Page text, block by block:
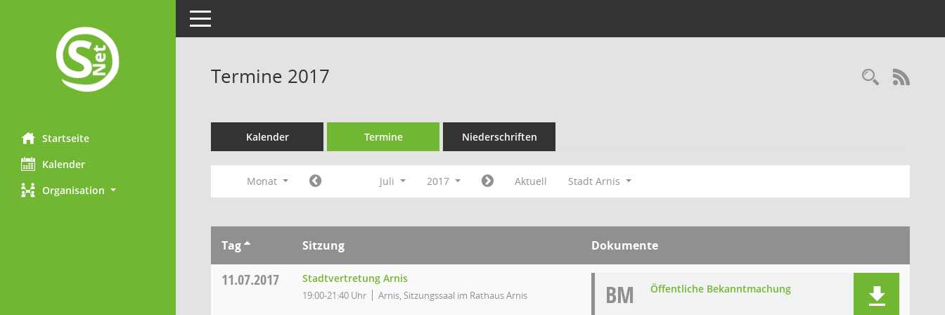
Startseite
Kalender
Organisation
Toggle navigation
Termine 2017
Kalender Termine Niederschriften
Monat Juli 2017 Aktuell Stadt Arnis
Tag Sitzung Dokumente
11.07.2017 Stadtvertretung Arnis
19:00-21:40 Uhr Arnis, Sitzungssaal im Rathaus Arnis BM Öffentliche Bekanntmachung